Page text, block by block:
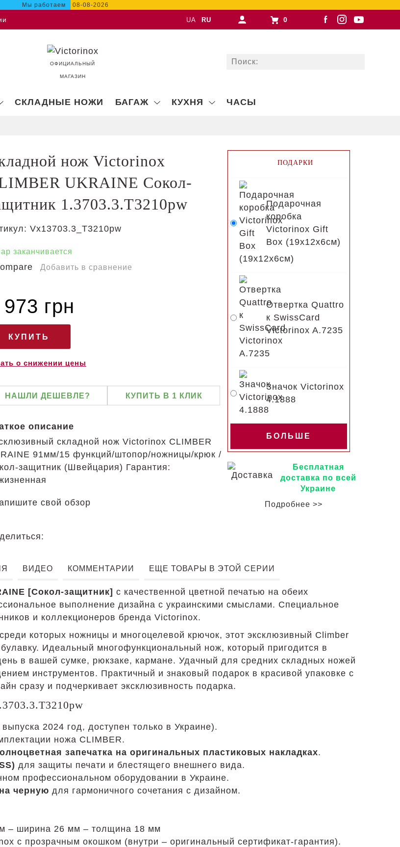
Мы работаем 08-08-2026
UA RU 0
ОФИЦИАЛЬНЫЙ
МАГАЗИН
СКЛАДНЫЕ НОЖИ БАГАЖ КУХНЯ ЧАСЫ
нож Victorinox
UKRAINE Сокол-
1.3703.3.T3210pw
Vx13703.3_T3210pw
заканчивается
Добавить в сравнение
грн
о снижении цены
НАШЛИ ДЕШЕВЛЕ? КУПИТЬ В 1 КЛИК
описание
складной нож Victorinox CLIMBER
91мм/15 функций/штопор/ножницы/крюк /
защитник (Швейцария) Гарантия:
свой обзор
ПОДАРКИ
Подарочная
коробка
Victorinox Gift
Box (19x12x6см)
Отвертка Quattro
к SwissCard
Victorinox A.7235
Значок Victorinox
4.1888
БОЛЬШЕ
Бесплатная
доставка по всей
Украине
Подробнее >>
ВИДЕО КОММЕНТАРИИ ЕЩЕ ТОВАРЫ В ЭТОЙ СЕРИИ
[Сокол-защитник] с качественной цветной печатью на обеих
выполнение дизайна с украинскими смыслами. Специальное
и коллекционеров бренда Victorinox.
которых ножницы и многоцелевой крючок, этот эксклюзивный Climber
Идеальный многофункциональный нож, который пригодится в
в вашей сумке, рюкзаке, кармане. Удачный для средних складных ножей
инструментов. Практичный и знаковый подарок в красивой упаковке с
сразу и подчеркивает эксклюзивность подарка.
2024 год, доступен только в Украине).
ножа CLIMBER.
запечатка на оригинальных пластиковых накладках.
для защиты печати и блестящего внешнего вида.
профессиональном оборудовании в Украине.
черную для гармоничного сочетания с дизайном.
– ширина 26 мм – толщина 18 мм
с прозрачным окошком (внутри – оригинальный сертификат-гарантия).